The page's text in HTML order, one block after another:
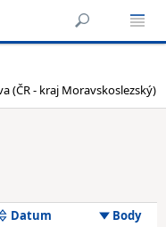
(ČR - kraj Moravskoslezský)
Datum
Body